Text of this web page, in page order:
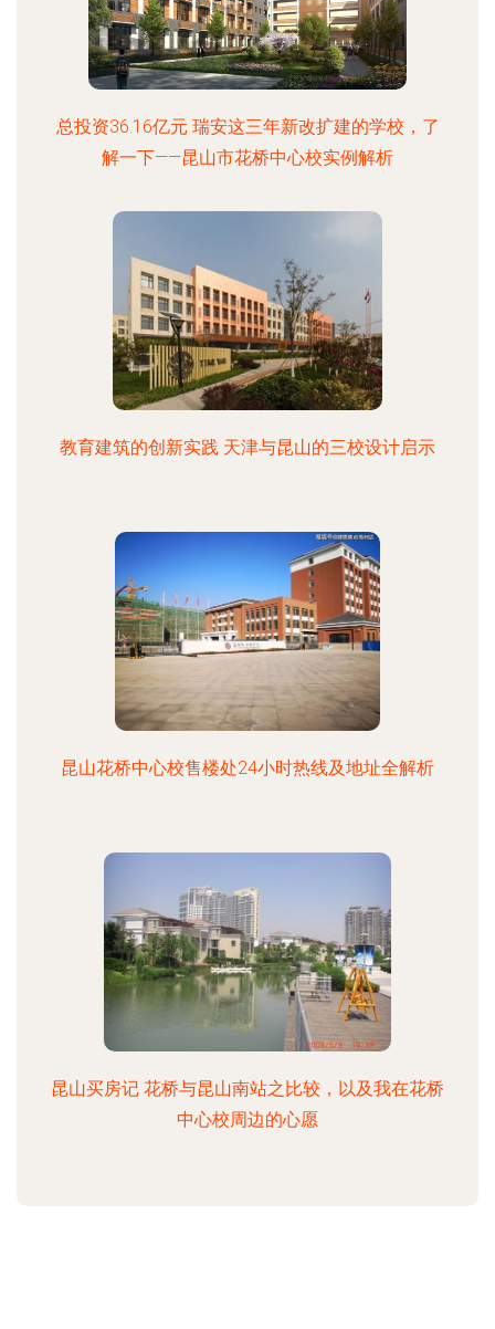
总投资36.16亿元 瑞安这三年新改扩建的学校，了
解一下——昆山市花桥中心校实例解析
教育建筑的创新实践 天津与昆山的三校设计启示
昆山花桥中心校售楼处24小时热线及地址全解析
昆山买房记 花桥与昆山南站之比较，以及我在花桥
中心校周边的心愿